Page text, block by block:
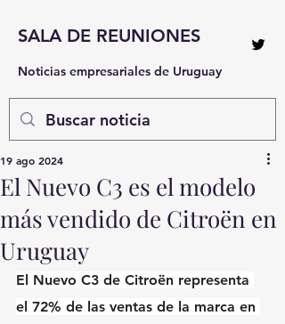
SALA DE REUNIONES
Noticias empresariales de Uruguay
El Nuevo C3 es el modelo
más vendido de Citroën en
Uruguay
19 ago 2024
El Nuevo C3 de Citroën representa
el 72% de las ventas de la marca en